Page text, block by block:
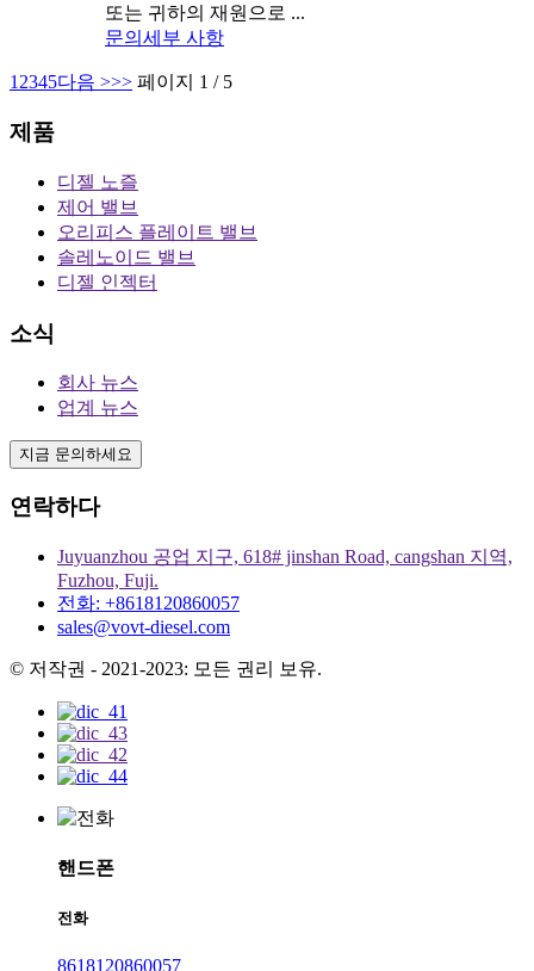
또는 귀하의 재원으로 ...
문의 세부 사항
1 2345다음 >>> 페이지 1 / 5
제품
디젤 노즐
제어 밸브
오리피스 플레이트 밸브
솔레노이드 밸브
디젤 인젝터
소식
회사 뉴스
업계 뉴스
지금 문의하세요
연락하다
Juyuanzhou 공업 지구, 618# jinshan Road, cangshan 지역,
Fuzhou, Fuji.
전화: +8618120860057
sales@vovt-diesel.com
© 저작권 - 2021-2023: 모든 권리 보유.
핸드폰
전화
8618120860057